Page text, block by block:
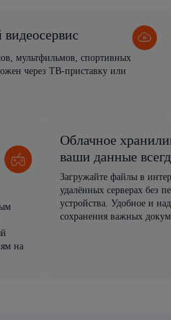
мультфильмов, спортивных
через ТВ-приставку или
на
Облачное
ваши данные
Загружайте файлы в
удалённых серверах без
устройства. Удобное и
сохранения важных